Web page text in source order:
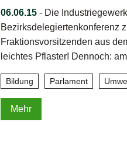
06.06.15- Die
Bezirksdelegiertenkonferenz
Fraktionsvorsitzenden aus
leichtes Pflaster! Dennoch:
Bildung Parlament
Mehr